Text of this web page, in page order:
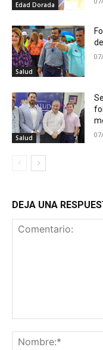
Edad Dorada
Salud
Salud
DEJA UNA